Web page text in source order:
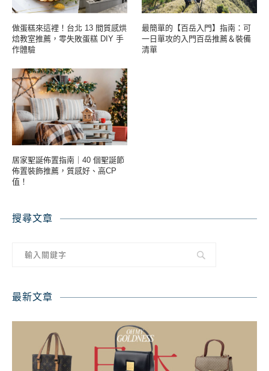
做蛋糕來這裡！台北 13 間質感烘
焙教室推薦，零失敗蛋糕 DIY 手
作體驗
最簡單的【百岳入門】指南：可
一日單攻的入門百岳推薦＆裝備
清單
居家聖誕佈置指南｜40 個聖誕節
佈置裝飾推薦，質感好、高CP
值！
搜尋文章
最新文章